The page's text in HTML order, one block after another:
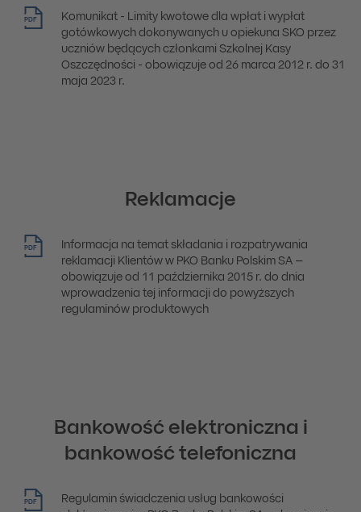
PDF
Komunikat - Limity kwotowe dla wpłat i wypłat
gotówkowych dokonywanych u opiekuna SKO przez
uczniów będących członkami Szkolnej Kasy
Oszczędności - obowiązuje od 26 marca 2012 r. do 31
maja 2023 r.
Reklamacje
PDF
Informacja na temat składania i rozpatrywania
reklamacji Klientów w PKO Banku Polskim SA –
obowiązuje od 11 października 2015 r. do dnia
wprowadzenia tej informacji do powyższych
regulaminów produktowych
Bankowość elektroniczna i
bankowość telefoniczna
PDF
Regulamin świadczenia usług bankowości